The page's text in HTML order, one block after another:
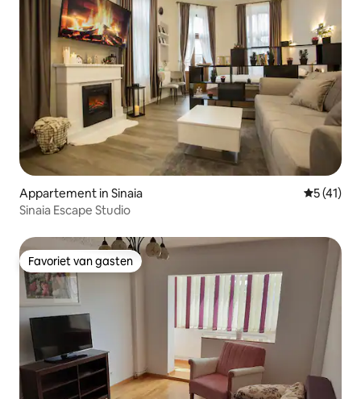
Appartement in Sinaia
5 (41)
Sinaia Escape Studio
Favoriet van gasten
Favoriet van gasten